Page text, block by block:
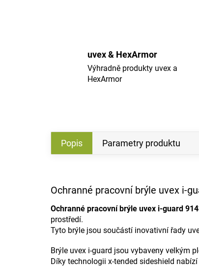
uvex & HexArmor
Výhradně produkty uvex a
HexArmor
Popis Parametry produktu
Ochranné pracovní brýle uvex i-
Ochranné pracovní brýle uvex i-guard
prostředí.
Tyto brýle jsou součástí inovativní řady
Brýle uvex i-guard jsou vybaveny velkým
Díky technologii x-tended sideshield